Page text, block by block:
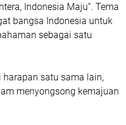
Indonesia Maju”. Tema
bangsa Indonesia untuk
sebagai satu
satu sama lain,
menyongsong kemajuan